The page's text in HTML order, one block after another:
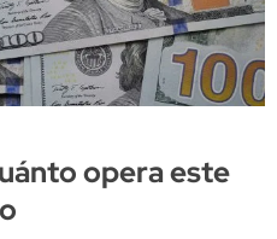
opera este